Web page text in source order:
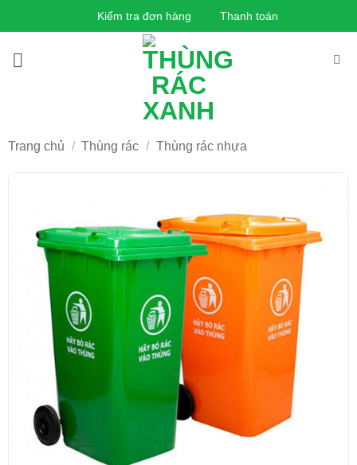
qua
dung
Kiểm tra đơn hàng Thanh toán
Trang chủ / Thùng rác / Thùng rác nhựa